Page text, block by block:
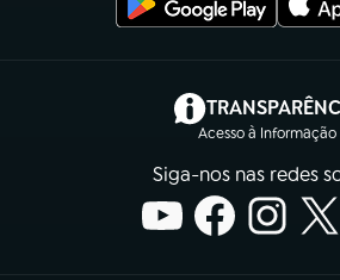
Acesso à Informação
(abre
Siga-nos nas redes